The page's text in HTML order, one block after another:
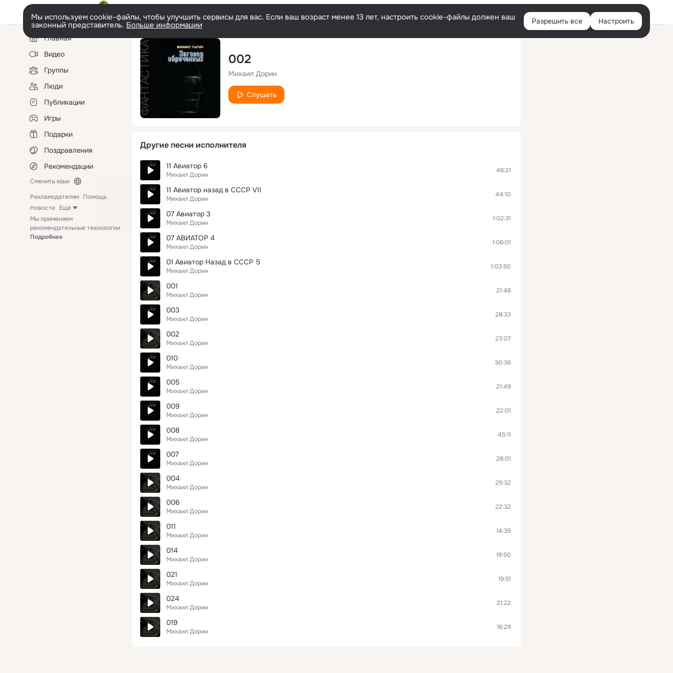
Войти
Мы используем cookie-файлы, чтобы улучшить сервисы для вас. Если ваш возраст менее 13 лет, настроить cookie-файлы должен ваш
законный представитель. Больше информации Разрешить все Настроить
Левая
колонкаГлавная
Видео
Группы
Люди
Публикации
Игры
Подарки
Поздравления
Рекомендации
Сменить язык
Рекламодателям Помощь
Новости Ещё
Мы применяем
рекомендательные технологии
Подробнее
002
Михаил Дорин
Слушать
Другие песни исполнителя
11 Авиатор 6
Михаил Дорин
46:21
11 Авиатор назад в СССР VII
Михаил Дорин
44:10
07 Авиатор 3
Михаил Дорин
1:02:31
07 АВИАТОР 4
Михаил Дорин
1:06:01
01 Авиатор Назад в СССР 5
Михаил Дорин
1:03:50
001
Михаил Дорин
21:48
003
Михаил Дорин
28:33
002
Михаил Дорин
23:07
010
Михаил Дорин
30:36
005
Михаил Дорин
21:49
009
Михаил Дорин
22:01
008
Михаил Дорин
45:11
007
Михаил Дорин
26:01
004
Михаил Дорин
25:32
006
Михаил Дорин
22:32
011
Михаил Дорин
14:35
014
Михаил Дорин
19:50
021
Михаил Дорин
19:51
024
Михаил Дорин
21:22
019
Михаил Дорин
16:29